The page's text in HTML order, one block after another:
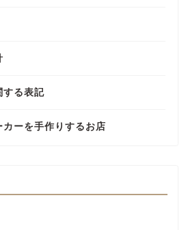
する表記
ーを手作りするお店